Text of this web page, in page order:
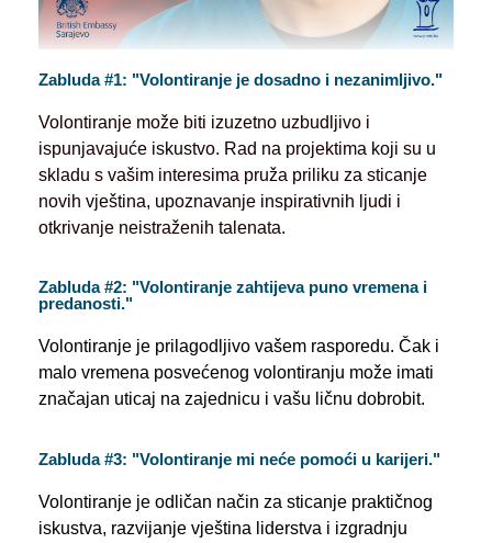
Zabluda #1: "Volontiranje je dosadno i nezanimljivo."
Volontiranje može biti izuzetno uzbudljivo i
ispunjavajuće iskustvo. Rad na projektima koji su u
skladu s vašim interesima pruža priliku za sticanje
novih vještina, upoznavanje inspirativnih ljudi i
otkrivanje neistraženih talenata.
Zabluda #2: "Volontiranje zahtijeva puno vremena i
predanosti."
Volontiranje je prilagodljivo vašem rasporedu. Čak i
malo vremena posvećenog volontiranju može imati
značajan uticaj na zajednicu i vašu ličnu dobrobit.
Zabluda #3: "Volontiranje mi neće pomoći u karijeri."
Volontiranje je odličan način za sticanje praktičnog
iskustva, razvijanje vještina liderstva i izgradnju